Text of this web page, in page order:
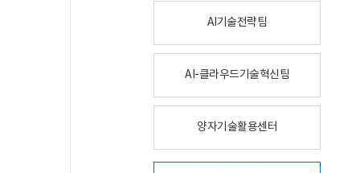
AI기술전략팀
AI-클라우드기술혁신팀
양자기술활용센터